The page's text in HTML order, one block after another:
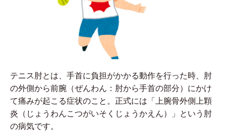
テニス肘とは、手首に負担がかかる動作を行った時、肘
の外側から前腕（ぜんわん：肘から手首の部分）にかけ
て痛みが起こる症状のこと。正式には「上腕骨外側上顆
炎（じょうわんこつがいそくじょうかえん）」という肘
の病気です。